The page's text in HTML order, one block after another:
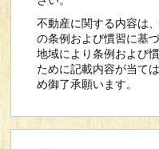
不動産に関する内容は
の条例および慣習に基
地域により条例および
ために記載内容が当て
め御了承願います。